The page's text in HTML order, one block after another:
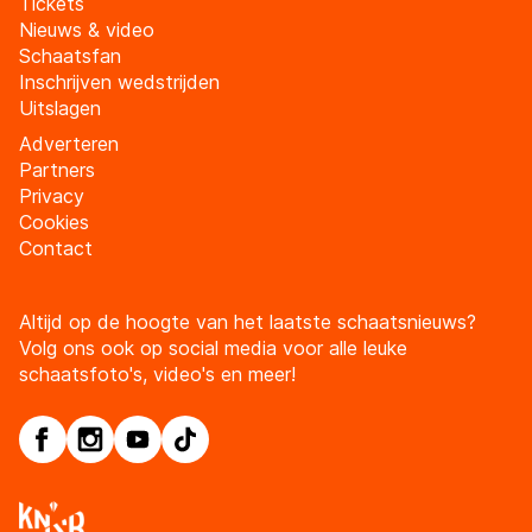
Nieuws & video
Schaatsfan
Inschrijven wedstrijden
Uitslagen
Adverteren
Partners
Privacy
Cookies
Contact
Altijd op de hoogte van het laatste schaatsnieuws?
Volg ons ook op social media voor alle leuke
schaatsfoto's, video's en meer!